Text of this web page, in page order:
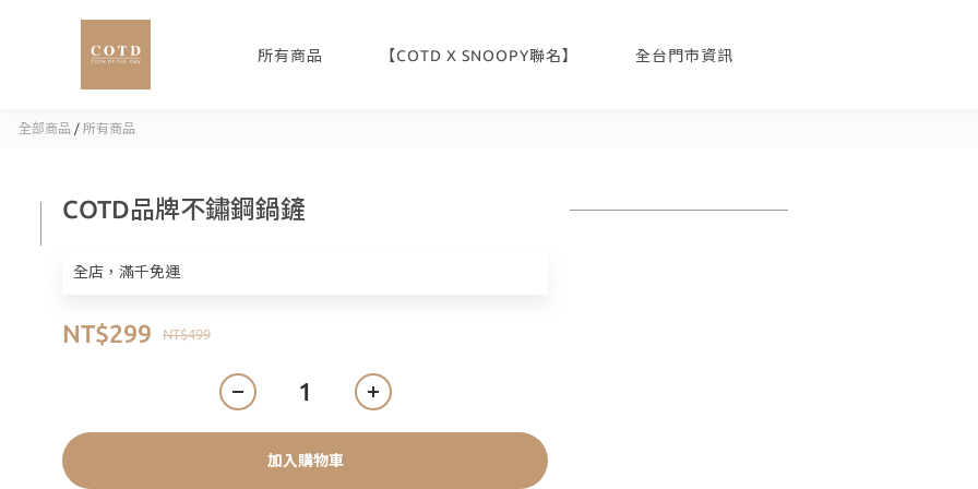
所有商品 【COTD X SNOOPY聯名】 全台門市資訊
全部商品 / 所有商品
COTD品牌不鏽鋼鍋鏟
全店，滿千免運
NT$499
NT$299
加入購物車